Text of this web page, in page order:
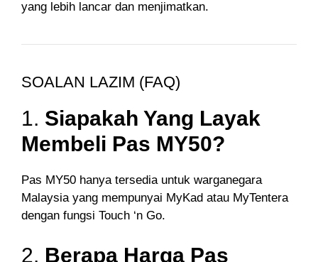
yang lebih lancar dan menjimatkan.
SOALAN LAZIM (FAQ)
1. Siapakah Yang Layak
Membeli Pas MY50?
Pas MY50 hanya tersedia untuk warganegara
Malaysia yang mempunyai MyKad atau MyTentera
dengan fungsi Touch ‘n Go.
2. Berapa Harga Pas